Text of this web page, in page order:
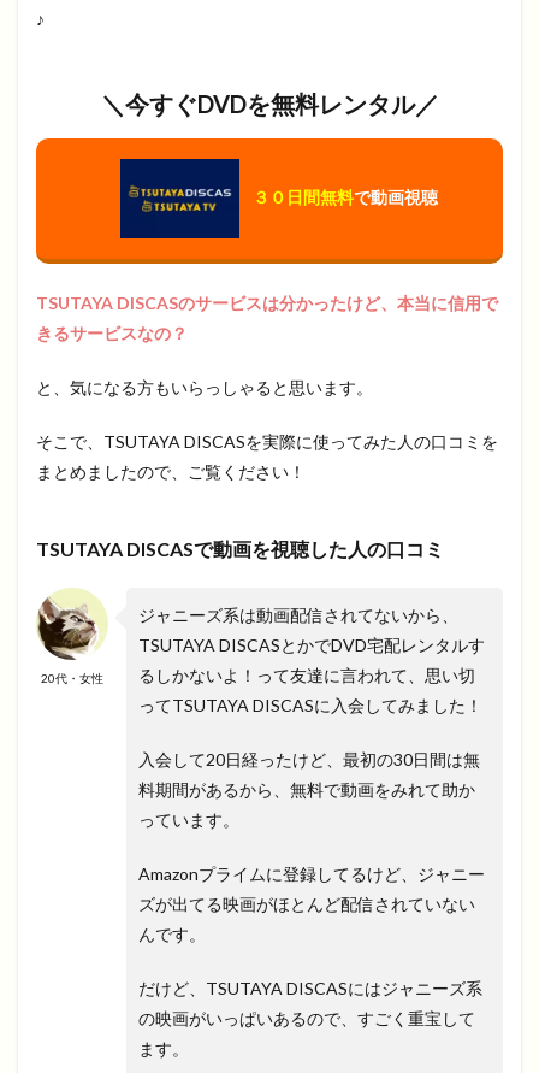
♪
＼今すぐDVDを無料レンタル／
３０日間無料で動画視聴
TSUTAYA DISCASのサービスは分かったけど、本当に信用で
きるサービスなの？
と、気になる方もいらっしゃると思います。
そこで、TSUTAYA DISCASを実際に使ってみた人の口コミを
まとめましたので、ご覧ください！
TSUTAYA DISCASで動画を視聴した人の口コミ
20代・女性
ジャニーズ系は動画配信されてないから、
TSUTAYA DISCASとかでDVD宅配レンタルす
るしかないよ！って友達に言われて、思い切
ってTSUTAYA DISCASに入会してみました！
入会して20日経ったけど、最初の30日間は無
料期間があるから、無料で動画をみれて助か
っています。
Amazonプライムに登録してるけど、ジャニー
ズが出てる映画がほとんど配信されていない
んです。
だけど、TSUTAYA DISCASにはジャニーズ系
の映画がいっぱいあるので、すごく重宝して
ます。